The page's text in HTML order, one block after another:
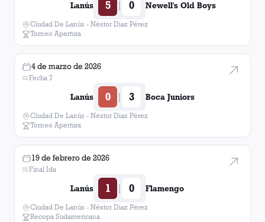
Lanús 5 | 0 Newell's Old Boys
Ciudad De Lanús - Néstor Diaz Pérez
Torneo Apertura
4 de marzo de 2026
Fecha 7
Lanús 0 | 3 Boca Juniors
Ciudad De Lanús - Néstor Diaz Pérez
Torneo Apertura
19 de febrero de 2026
Final Ida
Lanús 1 | 0 Flamengo
Ciudad De Lanús - Néstor Diaz Pérez
Recopa Sudamericana